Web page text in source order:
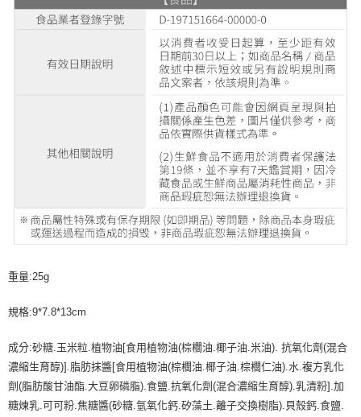
重量:25g
規格:9*7.8*13cm
成分:砂糖.玉米粒.植物油[食用植物油(棕櫚油.椰子油.米油). 抗氧化劑(混合
濃縮生育醇)].脂肪抹醬[食用植物油(棕櫚油.椰子油.棕櫚仁油).水.複方乳化
劑(脂肪酸甘油酯.大豆卵磷脂).食鹽.抗氧化劑(混合濃縮生育醇).乳清粉].加
糖煉乳.可可粉.焦糖醬(砂糖.氫氧化鈣.矽藻土.離子交換樹脂).貝殼鈣.食鹽.